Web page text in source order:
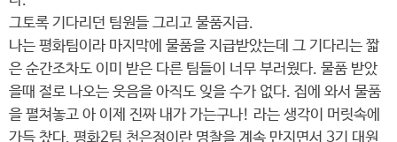
그토록 기다리던 팀원들 그리고 물품지급.
나는 평화팀이라 마지막에 물품을 지급받았는데 그 기다리는 짧
은 순간조차도 이미 받은 다른 팀들이 너무 부러웠다. 물품 받았
을때 절로 나오는 웃음을 아직도 잊을 수가 없다. 집에 와서 물품
을 펼쳐놓고 아 이제 진짜 내가 가는구나! 라는 생각이 머릿속에
가득 찼다. 평화2팀 천은정이란 명찰을 계속 만지면서 3기 대원